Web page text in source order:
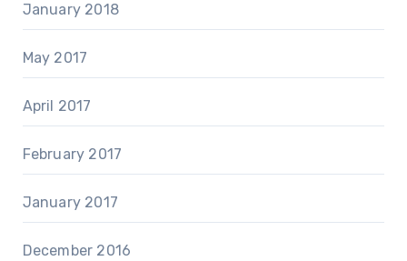
January 2018
May 2017
April 2017
February 2017
January 2017
December 2016